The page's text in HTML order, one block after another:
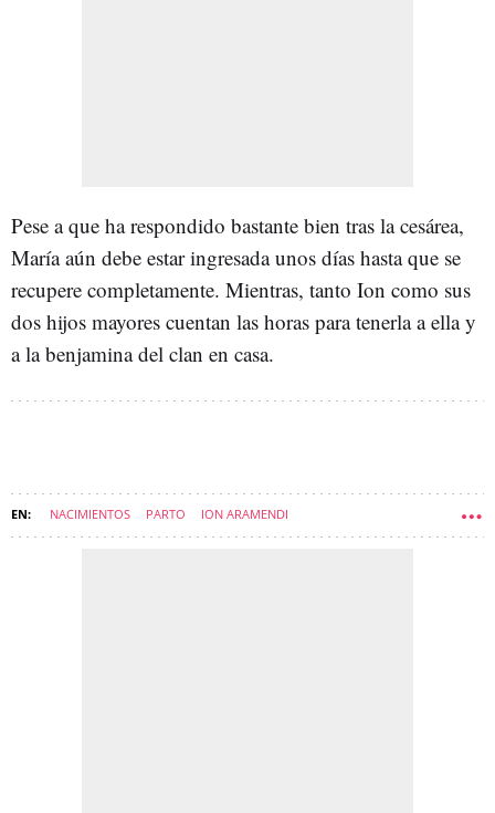
Pese a que ha respondido bastante bien tras la cesárea,
María aún debe estar ingresada unos días hasta que se
recupere completamente. Mientras, tanto Ion como sus
dos hijos mayores cuentan las horas para tenerla a ella y
a la benjamina del clan en casa.
NACIMIENTOS PARTO ION ARAMENDI